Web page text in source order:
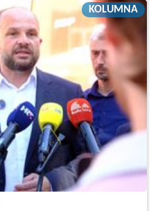
KOLUMNA